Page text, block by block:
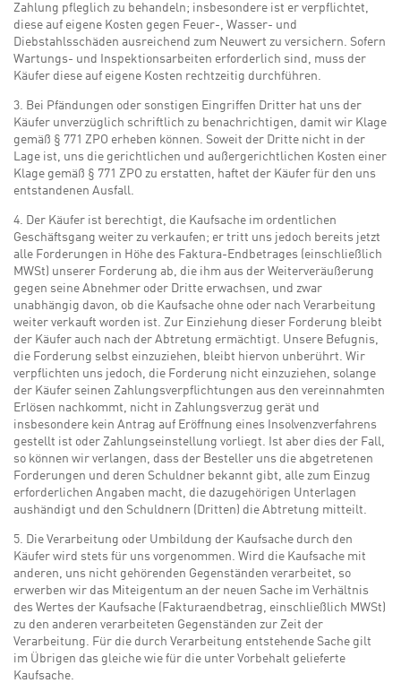
Zahlung pfleglich zu behandeln; insbesondere ist er verpflichtet,
diese auf eigene Kosten gegen Feuer-, Wasser- und
Diebstahlsschäden ausreichend zum Neuwert zu versichern. Sofern
Wartungs- und Inspektionsarbeiten erforderlich sind, muss der
Käufer diese auf eigene Kosten rechtzeitig durchführen.
3. Bei Pfändungen oder sonstigen Eingriffen Dritter hat uns der
Käufer unverzüglich schriftlich zu benachrichtigen, damit wir Klage
gemäß § 771 ZPO erheben können. Soweit der Dritte nicht in der
Lage ist, uns die gerichtlichen und außergerichtlichen Kosten einer
Klage gemäß § 771 ZPO zu erstatten, haftet der Käufer für den uns
entstandenen Ausfall.
4. Der Käufer ist berechtigt, die Kaufsache im ordentlichen
Geschäftsgang weiter zu verkaufen; er tritt uns jedoch bereits jetzt
alle Forderungen in Höhe des Faktura-Endbetrages (einschließlich
MWSt) unserer Forderung ab, die ihm aus der Weiterveräußerung
gegen seine Abnehmer oder Dritte erwachsen, und zwar
unabhängig davon, ob die Kaufsache ohne oder nach Verarbeitung
weiter verkauft worden ist. Zur Einziehung dieser Forderung bleibt
der Käufer auch nach der Abtretung ermächtigt. Unsere Befugnis,
die Forderung selbst einzuziehen, bleibt hiervon unberührt. Wir
verpflichten uns jedoch, die Forderung nicht einzuziehen, solange
der Käufer seinen Zahlungsverpflichtungen aus den vereinnahmten
Erlösen nachkommt, nicht in Zahlungsverzug gerät und
insbesondere kein Antrag auf Eröffnung eines Insolvenzverfahrens
gestellt ist oder Zahlungseinstellung vorliegt. Ist aber dies der Fall,
so können wir verlangen, dass der Besteller uns die abgetretenen
Forderungen und deren Schuldner bekannt gibt, alle zum Einzug
erforderlichen Angaben macht, die dazugehörigen Unterlagen
aushändigt und den Schuldnern (Dritten) die Abtretung mitteilt.
5. Die Verarbeitung oder Umbildung der Kaufsache durch den
Käufer wird stets für uns vorgenommen. Wird die Kaufsache mit
anderen, uns nicht gehörenden Gegenständen verarbeitet, so
erwerben wir das Miteigentum an der neuen Sache im Verhältnis
des Wertes der Kaufsache (Fakturaendbetrag, einschließlich MWSt)
zu den anderen verarbeiteten Gegenständen zur Zeit der
Verarbeitung. Für die durch Verarbeitung entstehende Sache gilt
im Übrigen das gleiche wie für die unter Vorbehalt gelieferte
Kaufsache.